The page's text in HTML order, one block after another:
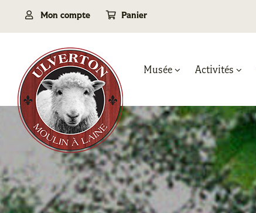
Passer
Mon compte Panier
Musée Activités